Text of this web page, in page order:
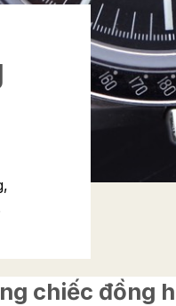
chiếc đồng